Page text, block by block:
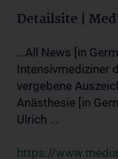
Detailsite |
...All News [in
Intensivmediziner
vergebene
Anästhesie [in
Ulrich ...
https://